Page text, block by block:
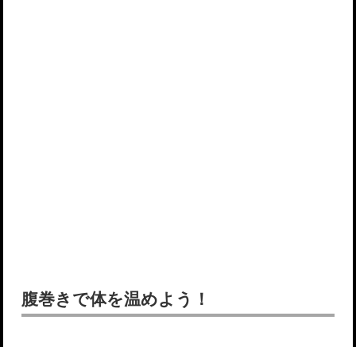
腹巻きで体を温めよう！